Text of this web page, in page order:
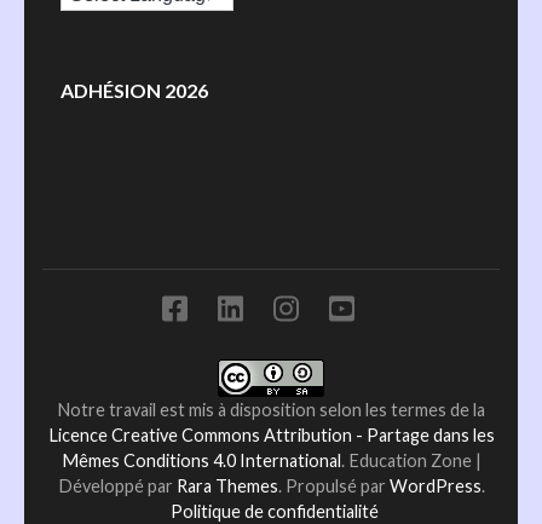
ADHÉSION 2026
Notre travail est mis à disposition selon les termes de la
Licence Creative Commons Attribution - Partage dans les
Mêmes Conditions 4.0 International. Education Zone |
Développé par Rara Themes. Propulsé par WordPress.
Politique de confidentialité